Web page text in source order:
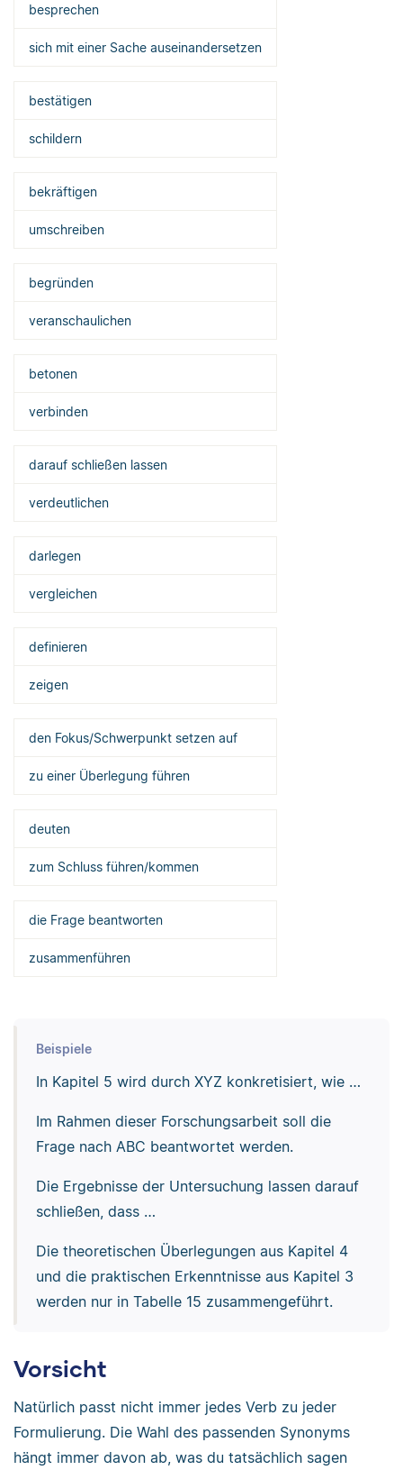
besprechen
sich mit einer Sache auseinandersetzen
bestätigen
schildern
bekräftigen
umschreiben
begründen
veranschaulichen
betonen
verbinden
darauf schließen lassen
verdeutlichen
darlegen
vergleichen
definieren
zeigen
den Fokus/Schwerpunkt setzen auf
zu einer Überlegung führen
deuten
zum Schluss führen/kommen
die Frage beantworten
zusammenführen
Beispiele
In Kapitel 5 wird durch XYZ konkretisiert, wie …
Im Rahmen dieser Forschungsarbeit soll die
Frage nach ABC beantwortet werden.
Die Ergebnisse der Untersuchung lassen darauf
schließen, dass …
Die theoretischen Überlegungen aus Kapitel 4
und die praktischen Erkenntnisse aus Kapitel 3
werden nur in Tabelle 15 zusammengeführt.
Vorsicht
Natürlich passt nicht immer jedes Verb zu jeder
Formulierung. Die Wahl des passenden Synonyms
hängt immer davon ab, was du tatsächlich sagen